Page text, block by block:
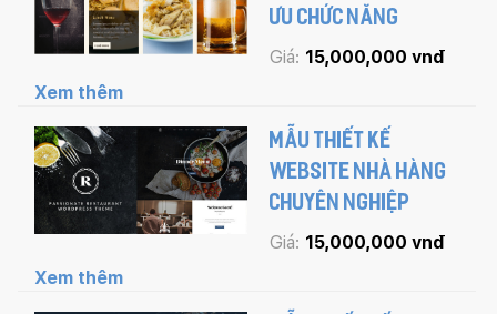
ƯU CHỨC NĂNG
Giá: 15,000,000 vnđ
Xem thêm
MẪU THIẾT KẾ
WEBSITE NHÀ HÀNG
CHUYÊN NGHIỆP
Giá: 15,000,000 vnđ
Xem thêm